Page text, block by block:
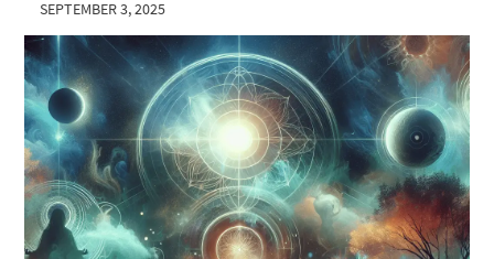
SEPTEMBER 3, 2025